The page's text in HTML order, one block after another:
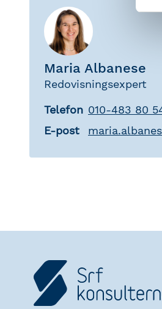
Maria Albanese
Redovisningsexpert
Telefon 010-483 80
E-post
maria.